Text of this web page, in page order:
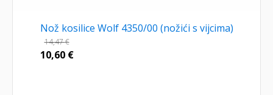
Nož kosilice Wolf 4350/00 (nožići s vijcima)
14,47€
10,60 €